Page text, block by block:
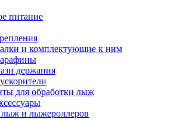
питание
и комплектующие к ним
держания
для обработки лыж
и лыжероллеров